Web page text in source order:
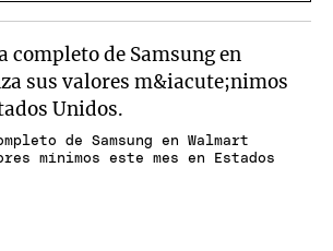
de Samsung en Walmart
mínimos este mes en Estados